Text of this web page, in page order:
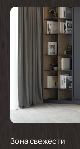
Зона свежести